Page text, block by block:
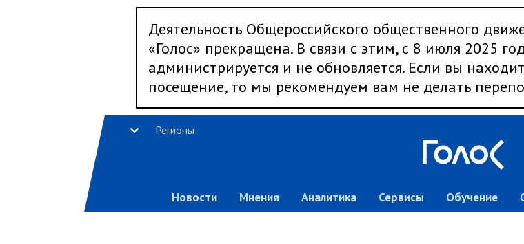
Деятельность Общероссийского общественного
«Голос» прекращена. В связи с этим, с 8 июля 2025
администрируется и не обновляется. Если вы
посещение, то мы рекомендуем вам не делать
Регионы
Новости Мнения Аналитика Сервисы Обучение